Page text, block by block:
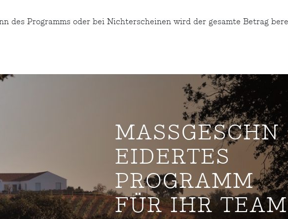
des Programms oder bei Nichterscheinen wird der gesamte Betrag
MASSGESCHNE
IDERTES P
ROGRAMM F
ÜR IHR TEAM